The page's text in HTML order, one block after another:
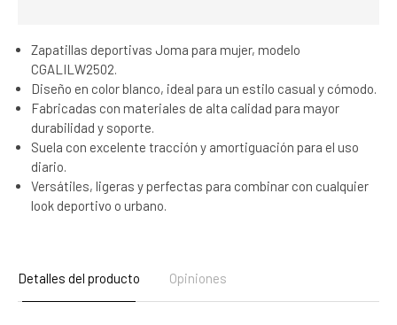
Zapatillas deportivas Joma para mujer, modelo
CGALILW2502.
Diseño en color blanco, ideal para un estilo casual y cómodo.
Fabricadas con materiales de alta calidad para mayor
durabilidad y soporte.
Suela con excelente tracción y amortiguación para el uso
diario.
Versátiles, ligeras y perfectas para combinar con cualquier
look deportivo o urbano.
Detalles del producto Opiniones